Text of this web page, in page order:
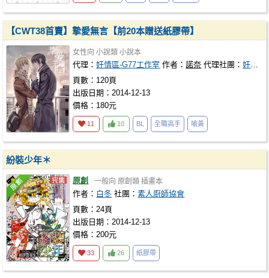
【CWT38首賣】摯愛無言【前20本贈送紙膠帶】
女性向 小說類 小說本
代理：奸情區-G77工作室 作者：諾奈 代理社團：奸情區-G77工作室
頁數：120頁
出版日期：2014-12-13
價格：180元
11 10 BL 全職高手 喻黃
紛裝少年＊
原創 一般向 原創類 插畫本
作者： 白冬 社團：素人廚師協會
頁數：24頁
出版日期：2014-12-13
價格：200元
33 26 紙膠帶